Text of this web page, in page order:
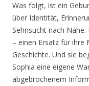
Was folgt, ist ein
über Identität,
Sehnsucht nach
– einen Ersatz für ihre
Geschichte. Und sie
Sophia eine eigene
abgebrochenem